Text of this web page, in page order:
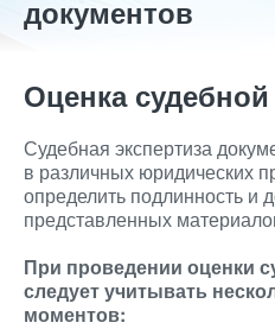
документов
Оценка
Судебная экспертиза
в различных юридических
определить подлинность и
представленных
При проведении оценки
следует учитывать
моментов: